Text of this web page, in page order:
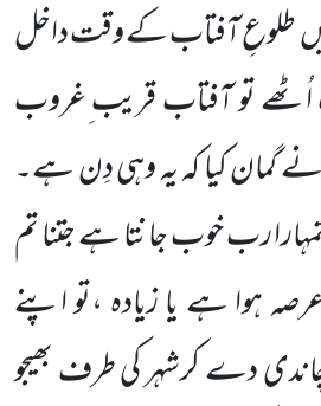
طلوعِ آفتاب کے وقت داخل
تو آفتاب قریب ِغروب
نے گمان کیا کہ یہ وہی دِن ہے۔
رب خوب جانتا ہے جتنا تم
ہوا ہے یا زیادہ ،تو اپنے
دے کرشہر کی طرف بھیجو